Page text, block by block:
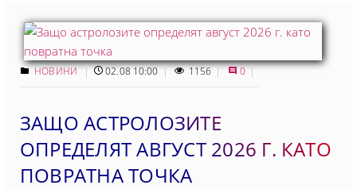
НОВИНИ 02.08 10:00 1156 0
ЗАЩО АСТРОЛОЗИТЕ
ОПРЕДЕЛЯТ АВГУСТ 2026 Г. КАТО
ПОВРАТНА ТОЧКА